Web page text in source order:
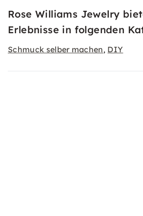
Rose Williams Jewelry
Erlebnisse in folgenden
Schmuck selber machen, DIY